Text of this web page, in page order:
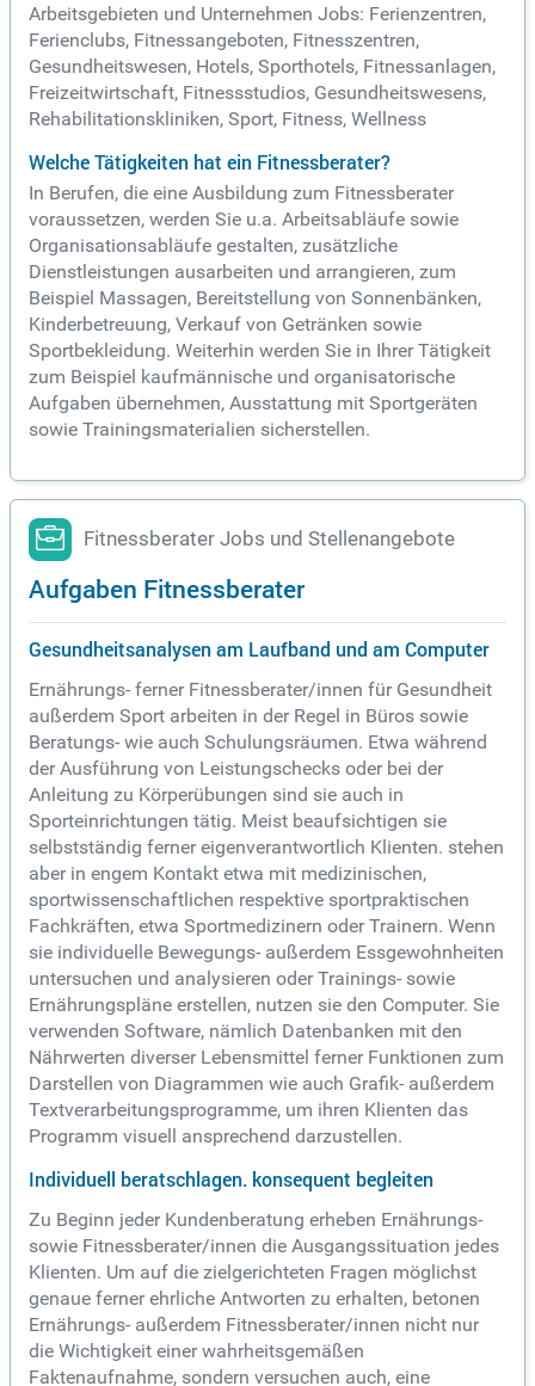
Arbeitsgebieten und Unternehmen Jobs: Ferienzentren,
Ferienclubs, Fitnessangeboten, Fitnesszentren,
Gesundheitswesen, Hotels, Sporthotels, Fitnessanlagen,
Freizeitwirtschaft, Fitnessstudios, Gesundheitswesens,
Rehabilitationskliniken, Sport, Fitness, Wellness
Welche Tätigkeiten hat ein Fitnessberater?
In Berufen, die eine Ausbildung zum Fitnessberater
voraussetzen, werden Sie u.a. Arbeitsabläufe sowie
Organisationsabläufe gestalten, zusätzliche
Dienstleistungen ausarbeiten und arrangieren, zum
Beispiel Massagen, Bereitstellung von Sonnenbänken,
Kinderbetreuung, Verkauf von Getränken sowie
Sportbekleidung. Weiterhin werden Sie in Ihrer Tätigkeit
zum Beispiel kaufmännische und organisatorische
Aufgaben übernehmen, Ausstattung mit Sportgeräten
sowie Trainingsmaterialien sicherstellen.
Fitnessberater Jobs und Stellenangebote
Aufgaben Fitnessberater
Gesundheitsanalysen am Laufband und am Computer
Ernährungs- ferner Fitnessberater/innen für Gesundheit
außerdem Sport arbeiten in der Regel in Büros sowie
Beratungs- wie auch Schulungsräumen. Etwa während
der Ausführung von Leistungschecks oder bei der
Anleitung zu Körperübungen sind sie auch in
Sporteinrichtungen tätig. Meist beaufsichtigen sie
selbstständig ferner eigenverantwortlich Klienten. stehen
aber in engem Kontakt etwa mit medizinischen,
sportwissenschaftlichen respektive sportpraktischen
Fachkräften, etwa Sportmedizinern oder Trainern. Wenn
sie individuelle Bewegungs- außerdem Essgewohnheiten
untersuchen und analysieren oder Trainings- sowie
Ernährungspläne erstellen, nutzen sie den Computer. Sie
verwenden Software, nämlich Datenbanken mit den
Nährwerten diverser Lebensmittel ferner Funktionen zum
Darstellen von Diagrammen wie auch Grafik- außerdem
Textverarbeitungsprogramme, um ihren Klienten das
Programm visuell ansprechend darzustellen.
Individuell beratschlagen. konsequent begleiten
Zu Beginn jeder Kundenberatung erheben Ernährungs-
sowie Fitnessberater/innen die Ausgangssituation jedes
Klienten. Um auf die zielgerichteten Fragen möglichst
genaue ferner ehrliche Antworten zu erhalten, betonen
Ernährungs- außerdem Fitnessberater/innen nicht nur
die Wichtigkeit einer wahrheitsgemäßen
Faktenaufnahme, sondern versuchen auch, eine